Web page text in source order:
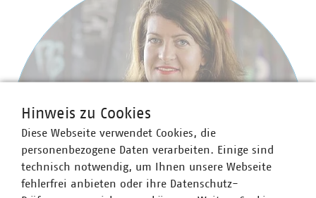
Hinweis zu Cookies
Diese Webseite verwendet Cookies, die
personenbezogene Daten verarbeiten. Einige sind
technisch notwendig, um Ihnen unsere Webseite
fehlerfrei anbieten oder ihre Datenschutz-